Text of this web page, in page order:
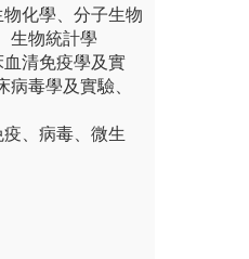
化學、分子生物
生物統計學
清免疫學及實
毒學及實驗、
、病毒、微生